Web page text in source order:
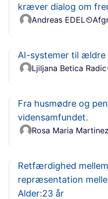
kræver dialog om
Andreas EDEL
AI-systemer til ældre
Ljiljana Betica Radic
Fra husmødre og
vidensamfundet.
Rosa Maria Martinez
Retfærdighed
repræsentation
Alder:23 år